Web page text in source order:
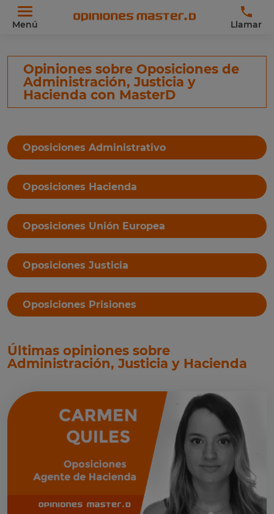
Menú Llamar
Opiniones sobre Oposiciones de
Administración, Justicia y
Hacienda con MasterD
Oposiciones Administrativo
Oposiciones Hacienda
Oposiciones Unión Europea
Oposiciones Justicia
Oposiciones Prisiones
Últimas opiniones sobre
Administración, Justicia y Hacienda